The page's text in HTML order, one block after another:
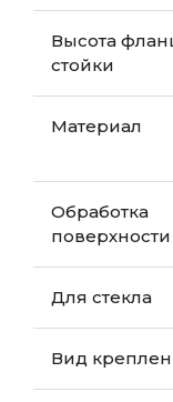
Высота
стойки
Материал
Обработка
поверхности
Для стекла
Вид